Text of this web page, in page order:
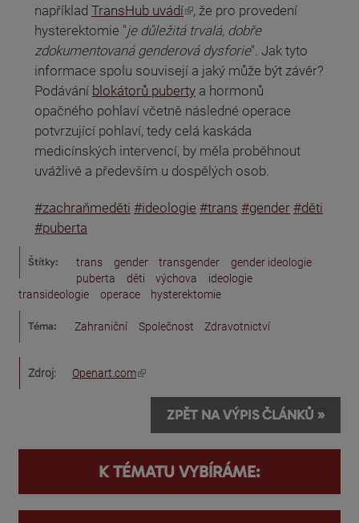
například TransHub uvádí
(odkaz je externí)
, že pro provedení
hysterektomie "je důležitá trvalá, dobře
zdokumentovaná genderová dysforie". Jak tyto
informace spolu souvisejí a jaký může být závěr?
Podávání blokátorů puberty a hormonů
opačného pohlaví včetně následné operace
potvrzující pohlaví, tedy celá kaskáda
medicínských intervencí, by měla proběhnout
uvážlivě a především u dospělých osob.
#zachraňmeděti #ideologie #trans #gender #děti
#puberta
Štítky: trans gender transgender
gender ideologie
puberta
děti výchova
ideologie
transideologie
operace hysterektomie
Téma: Zahraniční Společnost Zdravotnictví
Zdroj: Openart.com
(odkaz je externí)
ZPĚT NA VÝPIS ČLÁNKŮ »
K TÉMATU VYBÍRÁME: